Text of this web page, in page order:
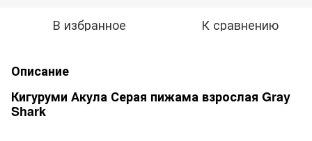
В избранное К сравнению
Описание
Кигуруми Акула Серая пижама взрослая Gray
Shark